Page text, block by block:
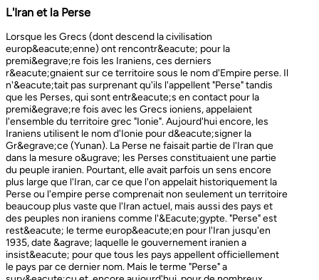
L'Iran et la Perse
Lorsque les Grecs (dont descend la civilisation europ&eacute;enne) ont rencontr&eacute; pour la premi&egrave;re fois les Iraniens, ces derniers r&eacute;gnaient sur ce territoire sous le nom d'Empire perse. Il n'&eacute;tait pas surprenant qu'ils l'appellent "Perse" tandis que les Perses, qui sont entr&eacute;s en contact pour la premi&egrave;re fois avec les Grecs ioniens, appelaient l'ensemble du territoire grec "Ionie". Aujourd'hui encore, les Iraniens utilisent le nom d'Ionie pour d&eacute;signer la Gr&egrave;ce (Yunan). La Perse ne faisait partie de l'Iran que dans la mesure o&ugrave; les Perses constituaient une partie du peuple iranien. Pourtant, elle avait parfois un sens encore plus large que l'Iran, car ce que l'on appelait historiquement la Perse ou l'empire perse comprenait non seulement un territoire beaucoup plus vaste que l'Iran actuel, mais aussi des pays et des peuples non iraniens comme l'&Eacute;gypte. "Perse" est rest&eacute; le terme europ&eacute;en pour l'Iran jusqu'en 1935, date &agrave; laquelle le gouvernement iranien a insist&eacute; pour que tous les pays appellent officiellement le pays par ce dernier nom. Mais le terme "Perse" a surv&eacute;cu et, encore aujourd'hui, pour de nombreux Occidentaux, la "Perse" a une connotation historique et culturelle beaucoup plus large que celle v&eacute;hicul&eacute;e par le terme "Iran", qu'ils confondaient parfois avec l'Irak. Beaucoup ne savent plus que l'Iran et la Perse sont la m&ecirc;me chose, pensant que l'Iran est aussi un pays arabe ! L'Iran actuel fait partie du plateau iranien, beaucoup plus vaste, dont l'ensemble a parfois fait partie de l'empire perse. Le pays est vaste, plus grand que le Royaume-Uni, la France, l'Espagne et l'Allemagne r&eacute;unis. Il est accident&eacute; et aride et, &agrave; l'exception de deux r&eacute;gions de plaine, il est constitu&eacute; de montagnes et de d&eacute;serts. Il y a deux grandes rang&eacute;es de montagnes, l'Alborz au nord, qui s'&eacute;tend du Caucase au nord-ouest jusqu'au Khorasan &agrave; l'est, et le Zagros, qui s'&eacute;tend de l'ouest au sud-est. Les grands d&eacute;serts, Dasht-e-Kavir et Dasht-e-Lut, tous deux situ&eacute;s &agrave; l'est, sont pratiquement inhabitables. Les deux r&eacute;gions de plaine sont le littoral de la mer Caspienne, qui se trouve au-dessous du niveau de la mer, a un climat subtropical et est couvert de for&ecirc;ts tropicales, et la plaine du Khuzestan au sud-ouest, qui est une continuation des terres fertiles de la M&eacute;sopotamie et est arros&eacute;e par le seul grand fleuve d'Iran, le Karun. Ainsi, la terre est abondante mais l'eau est rare, contrairement &agrave; un pays comme la Hollande o&ugrave; la terre est rare mais l'eau abondante. La raret&eacute; de l'eau a jou&eacute; un r&ocirc;le majeur non seulement en influen&ccedil;ant la nature et les syst&egrave;mes de l'agriculture iranienne, mais aussi un certain nombre de facteurs sociologiques cl&eacute;s, y compris la cause et la nature des &Eacute;tats iraniens. L'&eacute;tendue des montagnes et du d&eacute;sert a naturellement divis&eacute; la population iranienne en groupes relativement isol&eacute;s. Mais l'aridit&eacute; a jou&eacute; un r&ocirc;le encore plus important &agrave; cet &eacute;gard, et ce au niveau des plus petites unit&eacute;s sociales. Dans la majeure partie du pays, l'agriculture et l'&eacute;levage du b&eacute;tail n'&eacute;taient possibles que l&agrave; o&ugrave; l'eau de pluie naturelle, un petit ruisseau, un canal d'eau souterrain, appel&eacute; Qanat, ou une combinaison de ces &eacute;l&eacute;ments fournissait l'approvisionnement minimal n&eacute;cessaire en eau. Le Qanat ou Kariz est un d&eacute;veloppement ing&eacute;nieux des temps anciens, qui remonte &agrave; bien avant la fondation de l'empire perse. &Agrave; partir d'une nappe phr&eacute;atique existante dans les hautes terres, un tunnel est creus&eacute; sous le sol, en pente descendante vers les basses terres (pr&egrave;s des fermes environnantes) o&ugrave; il remonte &agrave; la surface. L'eau qui s'&eacute;coule de la source par gravit&eacute; est ensuite distribu&eacute;e par d'&eacute;troits canaux l&agrave; o&ugrave; elle est n&eacute;cessaire pour l'irrigation et d'autres usages. Le peuple iranien &Agrave; l'origine, les Iraniens &eacute;taient plus une ethnie qu'une nation et les perses se comptaient comme un groupe parmi un bon nombre des Iraniens. A part le pays qui s'appelle aujourd'hui l'Iran, l'Afghanistan et le Tadjikistan appartiennent &eacute;galement &agrave; un territoire iranien plus large dans leurs concepts historiques et culturels. En plus la domaine culturelle iranienne d&eacute;passe encore plus loin que la fronti&egrave;re de l&rsquo;ensemble de ces trois pays et s'&eacute;tendant jusqu&rsquo;au cot&eacute; nordique de l'Inde, l'Ouzb&eacute;kistan, le Turkm&eacute;nistan, le Caucase et l'Anatolie : Aujourd&rsquo;hui , c&rsquo;est ce que l&rsquo;on appelle &lsquo;&rsquo; Monde Persan&rsquo;&rsquo; La langue persane est une des langues iraniennes, alors qu&rsquo;il en existe d'autres vari&eacute;t&eacute;s dont le kurde et le pashto. En Iran, certaines langues locales sont encore parl&eacute;es en tant que des langues vivantes tandis que d&rsquo;autre langues r&eacute;gionales que l&rsquo;iranienne sont &eacute;galement parl&eacute;s en Iran tels que le turc et l&rsquo;arabe. En plus, d'autres formats de la langue persane sont parl&eacute;es en Afghanistan et au Tadjikistan, si bien que les r&eacute;sidents dans ces trois pays arrivent &agrave; se comprendre lors de la conversation et de la communication litt&eacute;raire. Egalement d'autres dialectes persans sont parl&eacute;s en Iran. A vraie dire , n&rsquo;importe quel argument &agrave; propos de l&rsquo;histoire de l&rsquo;Iran, de son &eacute;conomie et de sa politique ne serait pas raisonnable sauf qu&rsquo;on puisse tenir en compte les nomades qui ont &eacute;tabli leurs royaume &agrave; partir de l&rsquo;&eacute;poque des Perses au Qajars qui r&eacute;gnaient jusuq&rsquo;aux20&egrave;me si&egrave;cle. Suit &agrave; la recherches des p&acirc;turages encore plus verts et des sols fertils, diff&eacute;rents &eacute;thnies comme le turques, sont partis vers les r&eacute;gions au nord, nord-est et l&rsquo;est de la Perse . Apr&egrave;s avoir s&rsquo;h&eacute;berger , ils fallait qu&rsquo;ils se pr&eacute;par&egrave;rent pour faire face aux &eacute;nemies etrang&egrave;res . La s&egrave;cheresse, l&rsquo;aridit&eacute; et la densit&eacute; de la population dan leurs propres r&eacute;gions fut la cause de l&rsquo;immigration vers la Perse. D&rsquo;autre part la manqu&eacute; de la pluie et l&rsquo;aridit&eacute; en Iran causait la miragartion des gens vers des r&eacute;gions plus verts : ils se d&eacute;pla&ccedil;aient tous les ann&eacute;es, pour aller vers les r&eacute;gions o&ugrave; il faisait agr&eacute;able pendant l&rsquo;hiver et des r&eacute;gions o&ugrave; le climat faisait moins chaud au cours de l&rsquo;&eacute;t&eacute;. En comparaison avec les les s&eacute;dentaires, les nomades ont des puissances militaires et ils sont plus dynamiques, et plus nombreux que les villageoises qu'ils attaquaient. Ces particularit&eacute;s permettent &agrave; une tribu ou &agrave; un ensemble de tribus de faire diriger les autres vers la formation d&rsquo;un &eacute;tat central : Ensuite il faisait les n&eacute;cessaires pour collecter directement ou via un moyen indirect, la totalit&eacute; des produits agricoles exc&eacute;dentaires pour fournir les affaires financi&egrave;res. Ainsi il devient un &eacute;tat central et capable &agrave; taille de contr&ocirc;ler, d'administrer et de d&eacute;fendre ses vastes territoires. La plupart des souverains iraniens se d&eacute;pla&ccedil;aient la plupart du temps et cette caract&eacute;ristique est racin&eacute; dans leurs origines et leurs esprits. Par exemple les Ach&eacute;m&eacute;nides dirigeaient leurs trois capitales et se d&eacute;pla&ccedil;aient entre : Suse, Pers&eacute;polis et Ecbatane et parfois quatre si on fait inclure la Babylon. D&egrave;s le d&eacute;but ; tous les gouvernements iraniens jusqu&rsquo;au 20&egrave;me si&egrave;cle, on &eacute;t&eacute; fond&eacute;s par des tribus nomades et apr&egrave;s avoir &ecirc;tre uni au sein du gouvernement , il fallait se pr&eacute;parer pour faire face aux d&eacute;fis comme l&rsquo;invasion des nomades dans le pays et ceux qui pourraient attaquer depuis des terres au-del&agrave; des fronti&egrave;res. D'une mani&egrave;re historique, l'Iran a &eacute;t&eacute; le carrefour entre l'Asie et l'Europe, l'Est et l'Ouest. Les personnes, les biens ainsi que les croyances, les normes et produits culturels y sont pass&eacute;s, g&eacute;n&eacute;ralement d'est en ouest, mais pas toujours. L'influence orientale &eacute;tait telle que beaucoup des anciens mythes et l&eacute;gendes iraniens provenaient des terres orientales de l'Iran, bien que l'islam et les Arabes soient venus de la direction oppos&eacute;e. Cette situation g&eacute;ographique particuli&egrave;re a donn&eacute; lieu &agrave; ce que l'on peut appeler &laquo; l'effet carrefour &raquo;, &agrave; la fois d&eacute;stabilisant et enrichissant le pays ; rendant ses habitants hospitaliers et amicaux envers les &eacute;trangers et aussi tr&egrave;s conscients de leur particularit&eacute;. L'une des cons&eacute;quences de l'effet de carrefour est le fait que l'Iran est maintenant peupl&eacute; d&rsquo;une vari&eacute;t&eacute; de communaut&eacute;s ethniques et linguistiques incluant ceux dont la langue maternelle est le persan, ainsi que les Kurdes, les Turcs, les Arabes, les Baloutches, etc. On rencontre les Turcophones dans la r&eacute;gion Nord-ouest de l'Azerba&iuml;djan, aujourd'hui divis&eacute;e en plusieurs provinces, &agrave; la fronti&egrave;re de la Turquie et du Caucase. D'autres peuples turcophones, comme les Turkm&egrave;nes du Centre-nord-est et les tribus turcophones comm